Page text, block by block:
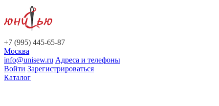
+7 (995) 445-65-87
Москва
info@unisew.ru Адреса и телефоны
Войти Зарегистрироваться
Каталог